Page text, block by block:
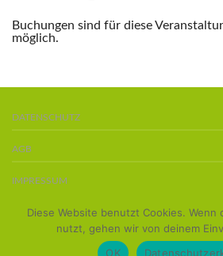
Buchungen sind für diese
möglich.
DATENSCHUTZ
AGB
IMPRESSUM
BOARDS KAUFEN
Team Stand-Up-Paddler
Diese Website benutzt Cookies.
nutzt, gehen wir von deinem
OK